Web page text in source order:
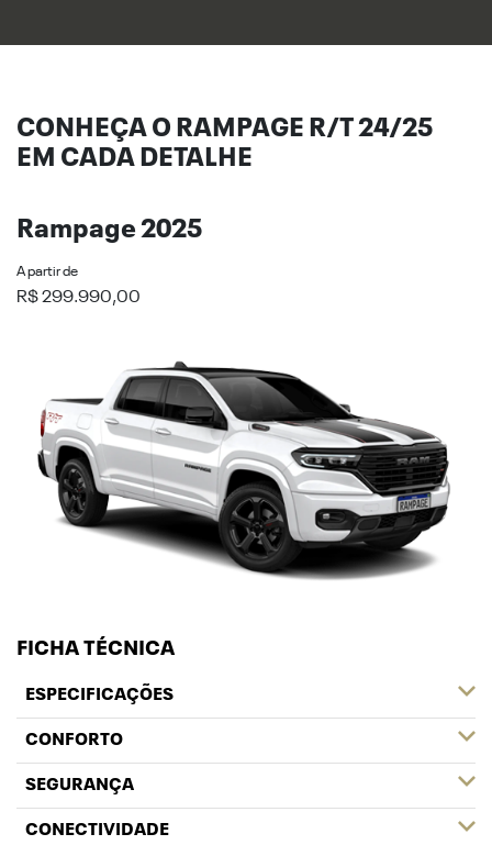
CONHEÇA O RAMPAGE R/T 24/25
EM CADA DETALHE
Rampage 2025
A partir de
R$ 299.990,00
FICHA TÉCNICA
ESPECIFICAÇÕES
CONFORTO
SEGURANÇA
CONECTIVIDADE